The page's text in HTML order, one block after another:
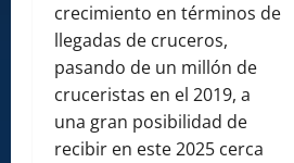
crecimiento en términos de
llegadas de cruceros,
pasando de un millón de
cruceristas en el 2019, a
una gran posibilidad de
recibir en este 2025 cerca